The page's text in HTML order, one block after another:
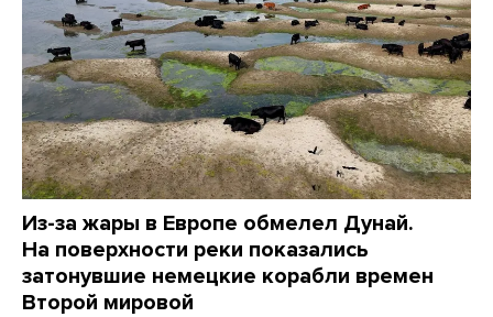
Из-за жары в Европе обмелел Дунай.
На поверхности реки показались
затонувшие немецкие корабли времен
Второй мировой